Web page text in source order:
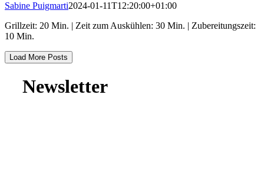
Sabine Puigmarti2024-01-11T12:20:00+01:00
Grillzeit: 20 Min. | Zeit zum Auskühlen: 30 Min. | Zubereitungszeit:
10 Min.
Load More Posts
Newsletter